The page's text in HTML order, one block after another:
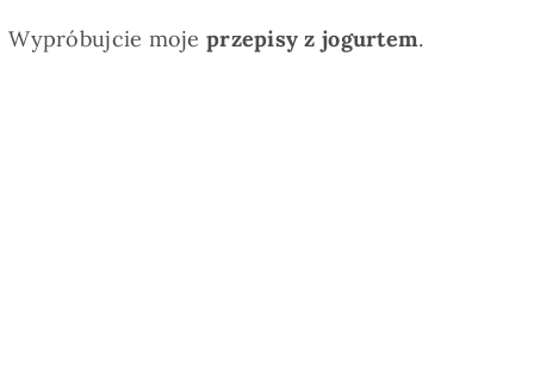
Wypróbujcie moje przepisy z jogurtem.